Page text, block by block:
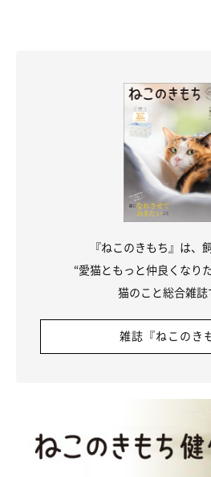
『ねこのきもち』は、
“愛猫ともっと仲良くなり
猫のこと総合雑誌
雑誌『ねこのき